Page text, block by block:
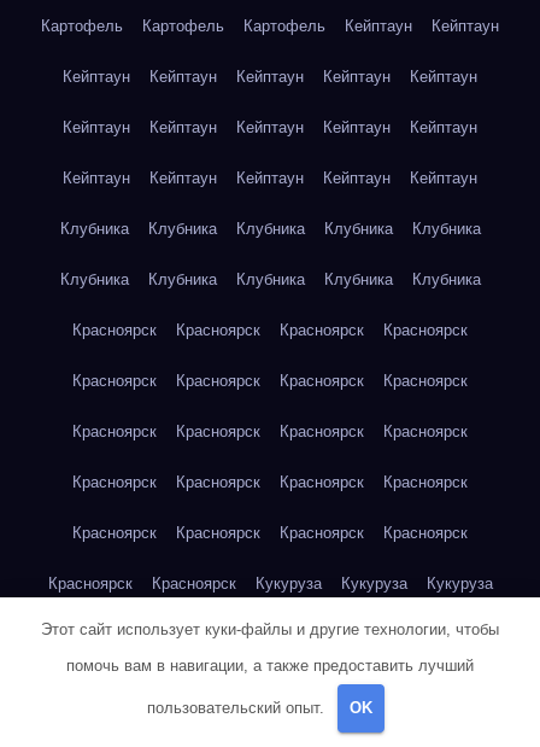
Картофель Картофель Картофель Кейптаун Кейптаун
Кейптаун Кейптаун Кейптаун Кейптаун Кейптаун
Кейптаун Кейптаун Кейптаун Кейптаун Кейптаун
Кейптаун Кейптаун Кейптаун Кейптаун Кейптаун
Клубника Клубника Клубника Клубника Клубника
Клубника Клубника Клубника Клубника Клубника
Красноярск Красноярск Красноярск Красноярск
Красноярск Красноярск Красноярск Красноярск
Красноярск Красноярск Красноярск Красноярск
Красноярск Красноярск Красноярск Красноярск
Красноярск Красноярск Красноярск Красноярск
Красноярск Красноярск Кукуруза Кукуруза Кукуруза
Кукуруза Кукуруза Кукуруза Кукуруза Кукуруза
Кукуруза
Куриная грудка
Этот сайт использует куки-файлы и другие технологии, чтобы
помочь вам в навигации, а также предоставить лучший
пользовательский опыт. OK